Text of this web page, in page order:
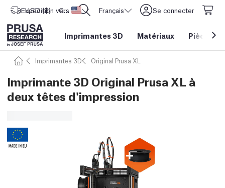
Expédition vers Etats-Unis d'Amérique
USD ($) CORE One L: Maintenant en stock ! Français Se connecter
Imprimantes 3D Matériaux Pièces&
Imprimantes 3D Original Prusa XL
Imprimante 3D Original Prusa XL à
deux têtes d'impression